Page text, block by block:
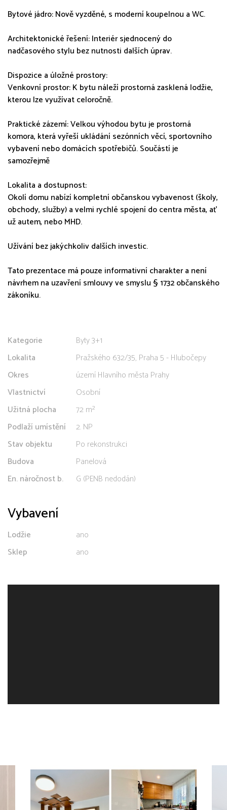
Bytové jádro: Nově vyzděné, s moderní koupelnou a WC.
Architektonické řešení: Interiér sjednocený do
nadčasového stylu bez nutnosti dalších úprav.
Dispozice a úložné prostory:
Venkovní prostor: K bytu náleží prostorná zasklená lodžie,
kterou lze využívat celoročně.
Praktické zázemí: Velkou výhodou bytu je prostorná
komora, která vyřeší ukládání sezónních věcí, sportovního
vybavení nebo domácích spotřebičů. Součástí je
samozřejmě
Lokalita a dostupnost:
Okolí domu nabízí kompletní občanskou vybavenost (školy,
obchody, služby) a velmi rychlé spojení do centra města, ať
už autem, nebo MHD.
Užívání bez jakýchkoliv dalších investic.
Tato prezentace má pouze informativní charakter a není
návrhem na uzavření smlouvy ve smyslu § 1732 občanského
zákoníku.
Kategorie
Byty 3+1
Lokalita
Pražského 632/35, Praha 5 - Hlubočepy
Okres
území Hlavního města Prahy
Vlastnictví
Osobní
Užitná plocha
72 m²
Podlaží umístění
2. NP
Stav objektu
Po rekonstrukci
Budova
Panelová
En. náročnost b.
G (PENB nedodán)
Vybavení
Lodžie
ano
Sklep
ano